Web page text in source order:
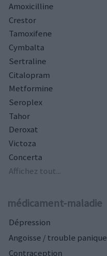
Amoxicilline
Crestor
Tamoxifene
Cymbalta
Sertraline
Citalopram
Metformine
Seroplex
Tahor
Deroxat
Victoza
Concerta
Affichez tout...
médicament-maladie
Dépression
Angoisse / trouble panique
Contraception